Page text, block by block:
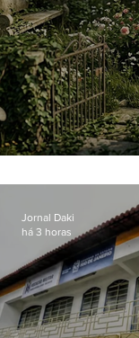
Jornal Daki
há 3 horas